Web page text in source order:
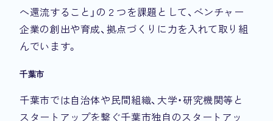
へ還流すること」の２つを課題として、ベンチャー
企業の創出や育成、拠点づくりに力を入れて取り組
んでいます。
千葉市
千葉市では自治体や民間組織、大学・研究機関等と
スタートアップを繋ぐ千葉市独自のスタートアッ